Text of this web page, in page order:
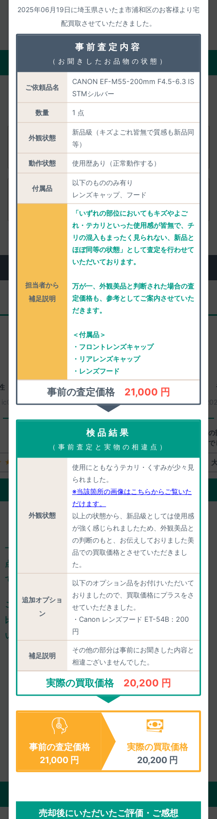
2025年06月19日に埼玉県さいたま市浦和区のお客様より宅
配買取させていただきました。
事前査定内容
（お聞きしたお品物の状態）
ご依頼品名
CANON EF-M55-200mm F4.5-6.3 IS
STMシルバー
数量 1 点
外観状態
新品級（キズよごれ皆無で質感も新品同
等）
動作状態 使用歴あり（正常動作する）
付属品
以下のもののみ有り
レンズキャップ、フード
担当者から
補足説明
「いずれの部位においてもキズやよご
れ・テカリといった使用感が皆無で、チ
リの混入もまったく見られない、新品と
ほぼ同等の状態」として査定を行わせて
いただいております。
万が一、外観美品と判断された場合の査
定価格も、参考としてご案内させていた
だきます。
＜付属品＞
・フロントレンズキャップ
・リアレンズキャップ
・レンズフード
事前の査定価格 21,000 円
検品結果
（事前査定と実物の相違点）
外観状態
使用にともなうテカリ・くすみが少々見
られました。
※当該箇所の画像はこちらからご覧いた
だけます。
以上の状態から、新品級としては使用感
が強く感じられましたため、外観美品と
の判断のもと、お伝えしておりました美
品での買取価格とさせていただきまし
た。
追加オプショ
ン
以下のオプション品をお付けいただいて
おりましたので、買取価格にプラスをさ
せていただきました。
・Canon レンズフード ET-54B：200
円
補足説明
その他の部分は事前にお聞きした内容と
相違ございませんでした。
実際の買取価格 20,200 円
事前の査定価格
21,000 円
実際の買取価格
20,200 円
売却後にいただいたご評価・ご感想
取扱説明書ページ
現在の正確な買取価格を聞く
あとからの減額がないよう「状態・付属品・市場動
向」を踏まえて
Canon EF-M55-200mm F4.5-6.3 IS STM グラ
ファイト
査定依頼
Canon EF-M55-200mm F4.5-6.3 IS STM シル
バー
実際にお売りいただいた方のご感想
ic0113
ご新規様
千葉県東金市40歳代 女性
2026年08月05日
買取番号：ic0224
一心堂に感じたよいところ
ご評価の詳細をみる
減額
査定
一心堂は、減額ありきの「買取上限価格」を掲載せず、
点一点、きちんと事前査定し、正確な査定価格をご案内し
ております。
ご依頼のひと手間はおかけするのですが、
比較検討や気軽な相談ができるからこそ、納得してお任せ
いただけ、高い満足度につながっております。
皆様の満足度 4.86
2026年08月05日までのご評価
お客様の声をもっと見る